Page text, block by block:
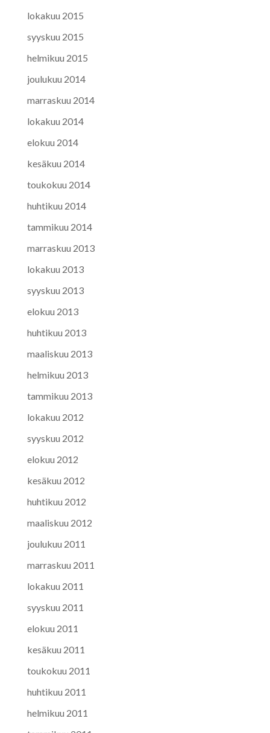
lokakuu 2015
syyskuu 2015
helmikuu 2015
joulukuu 2014
marraskuu 2014
lokakuu 2014
elokuu 2014
kesäkuu 2014
toukokuu 2014
huhtikuu 2014
tammikuu 2014
marraskuu 2013
lokakuu 2013
syyskuu 2013
elokuu 2013
huhtikuu 2013
maaliskuu 2013
helmikuu 2013
tammikuu 2013
lokakuu 2012
syyskuu 2012
elokuu 2012
kesäkuu 2012
huhtikuu 2012
maaliskuu 2012
joulukuu 2011
marraskuu 2011
lokakuu 2011
syyskuu 2011
elokuu 2011
kesäkuu 2011
toukokuu 2011
huhtikuu 2011
helmikuu 2011